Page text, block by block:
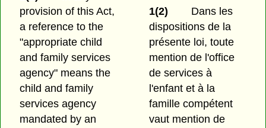
provision of this Act,
a reference to the
"appropriate child
and family services
agency" means the
child and family
services agency
mandated by an
1(2)
Dans les
dispositions de la
présente loi, toute
mention de l'office
de services à
l'enfant et à la
famille compétent
vaut mention de